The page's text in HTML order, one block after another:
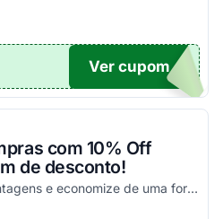
UPOM
Ver cupom
com 10% Off
de desconto!
Desfrute das melhores vantagens e economize de uma forma simples nas suas compras!